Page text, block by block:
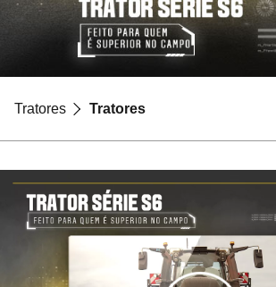
Tratores Tratores